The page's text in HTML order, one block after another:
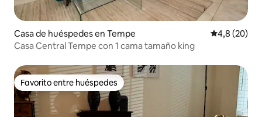
Casa de huéspedes en Tempe Calificación
4,8 (20)
Casa Central Tempe con 1 cama tamaño king
Favorito entre huéspedes
Favorito entre huéspedes